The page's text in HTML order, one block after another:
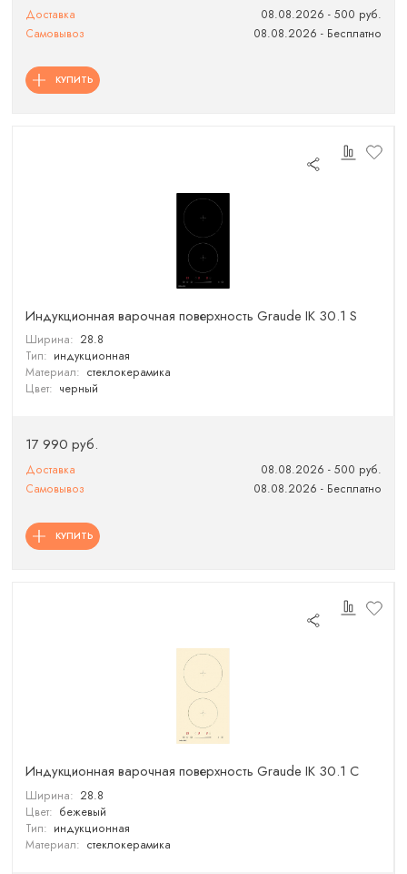
Доставка
08.08.2026 - 500 руб.
Самовывоз
08.08.2026 - Бесплатно
КУПИТЬ
Индукционная варочная поверхность Graude IK 30.1 S
Ширина: 28.8
Тип: индукционная
Материал: стеклокерамика
Цвет: черный
17 990 руб.
Доставка
08.08.2026 - 500 руб.
Самовывоз
08.08.2026 - Бесплатно
КУПИТЬ
Индукционная варочная поверхность Graude IK 30.1 C
Ширина: 28.8
Цвет: бежевый
Тип: индукционная
Материал: стеклокерамика